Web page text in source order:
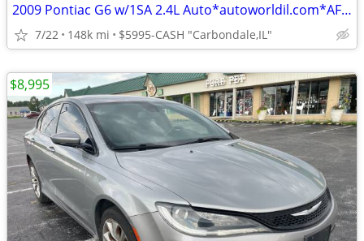
2009 Pontiac G6 w/1SA 2.4L Auto*autoworldil.com*AFFORDABLE/LOW MILEAGE
7/22 148k mi $5995-CASH "Carbondale,IL"
$8,995